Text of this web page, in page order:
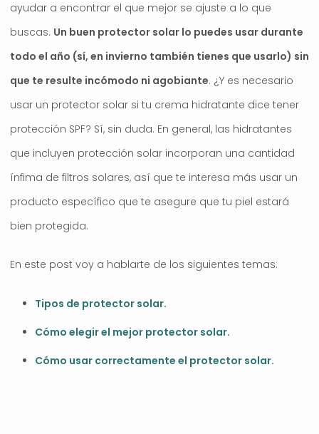
ayudar a encontrar el que mejor se ajuste a lo que
buscas. Un buen protector solar lo puedes usar durante
todo el año (sí, en invierno también tienes que usarlo) sin
que te resulte incómodo ni agobiante. ¿Y es necesario
usar un protector solar si tu crema hidratante dice tener
protección SPF? Sí, sin duda. En general, las hidratantes
que incluyen protección solar incorporan una cantidad
ínfima de filtros solares, así que te interesa más usar un
producto específico que te asegure que tu piel estará
bien protegida.
En este post voy a hablarte de los siguientes temas:
Tipos de protector solar.
Cómo elegir el mejor protector solar.
Cómo usar correctamente el protector solar.